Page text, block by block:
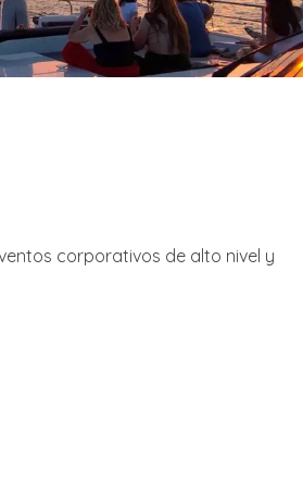
corporativos de alto nivel y